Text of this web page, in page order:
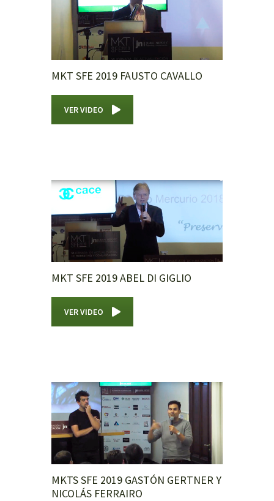
MKT SFE 2019 FAUSTO CAVALLO
VER VIDEO
MKT SFE 2019 ABEL DI GIGLIO
VER VIDEO
MKTS SFE 2019 GASTÓN GERTNER Y
NICOLÁS FERRAIRO